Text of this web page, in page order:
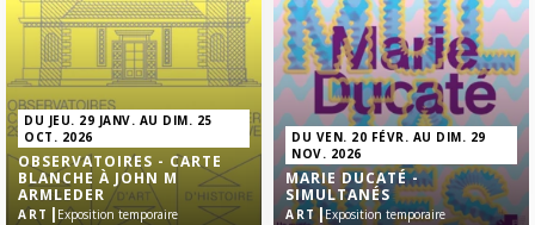
DU JEU. 29 JANV. AU DIM. 25
OCT. 2026
OBSERVATOIRES - CARTE
BLANCHE À JOHN M
ARMLEDER
ART | Exposition temporaire
DU VEN. 20 FÉVR. AU DIM. 29
NOV. 2026
MARIE DUCATÉ -
SIMULTANÉS
ART|Exposition temporaire